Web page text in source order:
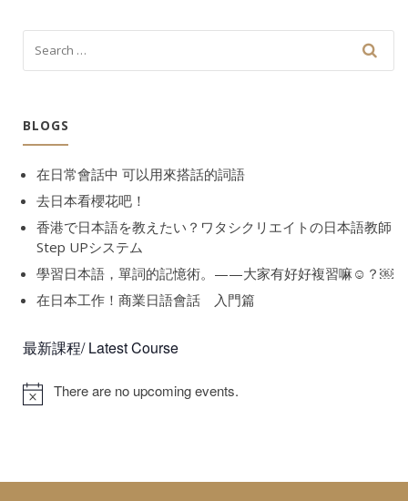
BLOGS
在日常會話中 可以用來搭話的詞語
去日本看櫻花吧！
香港で日本語を教えたい？ワタシクリエイトの日本語教師
Step UPシステム
學習日本語，單詞的記憶術。——大家有好好複習嘛☺️？￼
在日本工作！商業日語會話 入門篇
最新課程/ Latest Course
There are no upcoming events.